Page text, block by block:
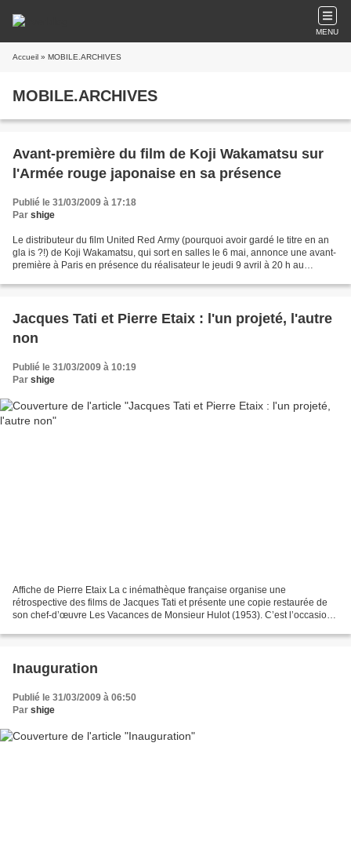
MENU
Accueil » MOBILE.ARCHIVES
MOBILE.ARCHIVES
Avant-première du film de Koji Wakamatsu sur
l'Armée rouge japonaise en sa présence
Publié le 31/03/2009 à 17:18
Par shige
Le distributeur du film United Red Army (pourquoi avoir gardé le titre en an
gla is ?!) de Koji Wakamatsu, qui sort en salles le 6 mai, annonce une avant-
première à Paris en présence du réalisateur le jeudi 9 avril à 20 h au
Jacques Tati et Pierre Etaix : l'un projeté, l'autre
non
Publié le 31/03/2009 à 10:19
Par shige
Affiche de Pierre Etaix La c inémathèque française organise une
rétrospective des films de Jacques Tati et présente une copie restaurée de
son chef-d’œuvre Les Vacances de Monsieur Hulot (1953). C’est l’occasion
Inauguration
Publié le 31/03/2009 à 06:50
Par shige